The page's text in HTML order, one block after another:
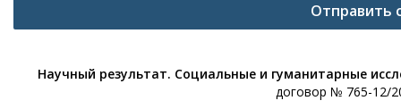
Отправить
Научный результат. Социальные и гуманитарные
договор № 765-12/